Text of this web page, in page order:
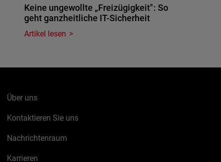
Keine ungewollte „Freizügigkeit": So
geht ganzheitliche IT-Sicherheit
Artikel lesen
Über uns
Kontaktieren Sie uns
Nachrichtenraum
Karrieren